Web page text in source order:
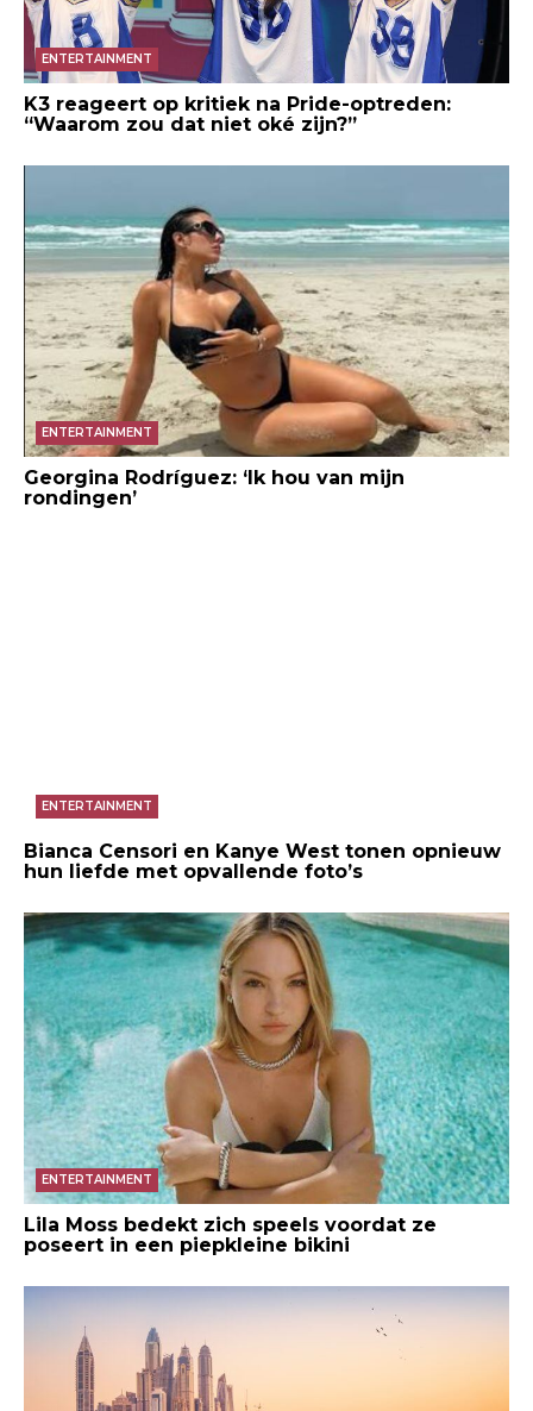
ENTERTAINMENT
K3 reageert op kritiek na Pride-optreden:
“Waarom zou dat niet oké zijn?”
ENTERTAINMENT
Georgina Rodríguez: ‘Ik hou van mijn
rondingen’
ENTERTAINMENT
Bianca Censori en Kanye West tonen opnieuw
hun liefde met opvallende foto’s
ENTERTAINMENT
Lila Moss bedekt zich speels voordat ze
poseert in een piepkleine bikini